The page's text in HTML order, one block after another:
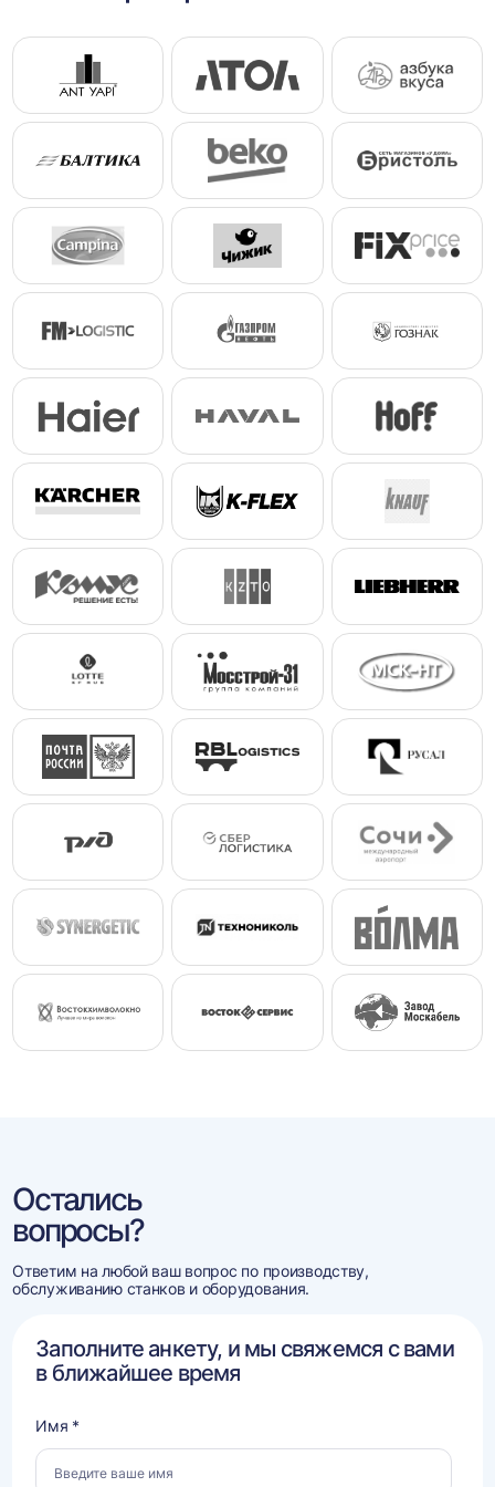
Остались
вопросы?
Ответим на любой ваш вопрос по производству,
обслуживанию станков и оборудования.
Заполните анкету, и мы свяжемся с вами
в ближайшее время
Имя *